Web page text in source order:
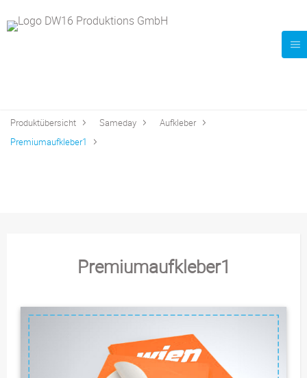
Produktübersicht Sameday
Aufkleber
Premiumaufkleber1
Premiumaufkleber1